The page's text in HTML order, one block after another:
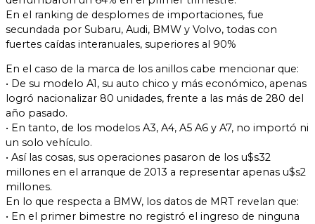
En el ranking de desplomes de importaciones, fue
secundada por Subaru, Audi, BMW y Volvo, todas con
fuertes caídas interanuales, superiores al 90%
En el caso de la marca de los anillos cabe mencionar que:
• De su modelo A1, su auto chico y más económico, apenas
logró nacionalizar 80 unidades, frente a las más de 280 del
año pasado.
• En tanto, de los modelos A3, A4, A5 A6 y A7, no importó ni
un solo vehículo.
• Así las cosas, sus operaciones pasaron de los u$s32
millones en el arranque de 2013 a representar apenas u$s2
millones.
En lo que respecta a BMW, los datos de MRT revelan que:
• En el primer bimestre no registró el ingreso de ninguna